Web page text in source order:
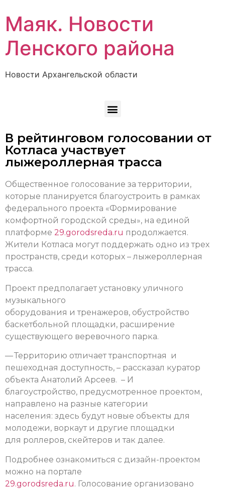
Маяк. Новости
Ленского района
Новости Архангельской области
В рейтинговом голосовании от
Котласа участвует
лыжероллерная трасса
Общественное голосование за территории,
которые планируется благоустроить в рамках
федерального проекта «Формирование
комфортной городской среды», на единой
платформе 29.gorodsreda.ru продолжается.
Жители Котласа могут поддержать одно из трех
пространств, среди которых – лыжероллерная
трасса.
Проект предполагает установку уличного
музыкального
оборудования и тренажеров, обустройство
баскетбольной площадки, расширение
существующего веревочного парка.
— Территорию отличает транспортная и
пешеходная доступность, – рассказал куратор
объекта Анатолий Арсеев. – И
благоустройство, предусмотренное проектом,
направлено на разные категории
населения: здесь будут новые объекты для
молодежи, воркаут и другие площадки
для роллеров, скейтеров и так далее.
Подробнее ознакомиться с дизайн-проектом
можно на портале
29.gorodsreda.ru. Голосование организовано